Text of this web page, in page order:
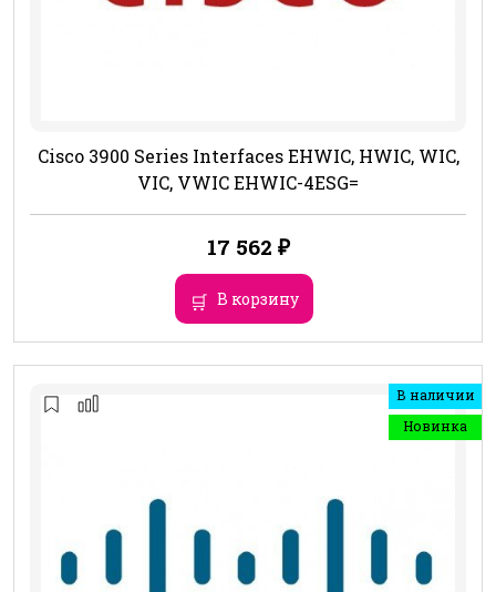
Cisco 3900 Series Interfaces EHWIC, HWIC, WIC,
VIC, VWIC EHWIC-4ESG=
17 562 ₽
В корзину
В наличии
Новинка